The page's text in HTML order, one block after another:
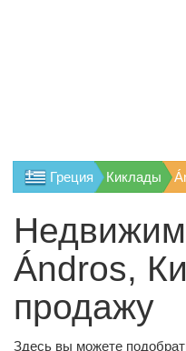
Греция Киклады
Ándros,
продажу
Здесь вы можете